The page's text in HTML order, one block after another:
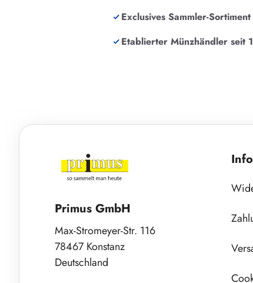
Exclusives Sammler-
Etablierter Münzhändler seit
Primus GmbH
Max-Stromeyer-Str. 116
78467 Konstanz
Deutschland